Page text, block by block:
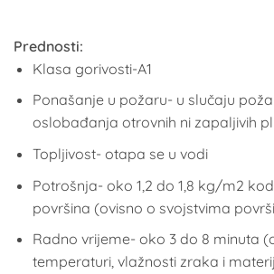
Prednosti:
Klasa gorivosti-A1
Ponašanje u požaru- u slučaju
oslobađanja otrovnih ni zapaljivih
Topljivost- otapa se u vodi
Potrošnja- oko 1,2 do 1,8 kg/m2
površina (ovisno o svojstvima
Radno vrijeme- oko 3 do 8 minuta
temperaturi, vlažnosti zraka i